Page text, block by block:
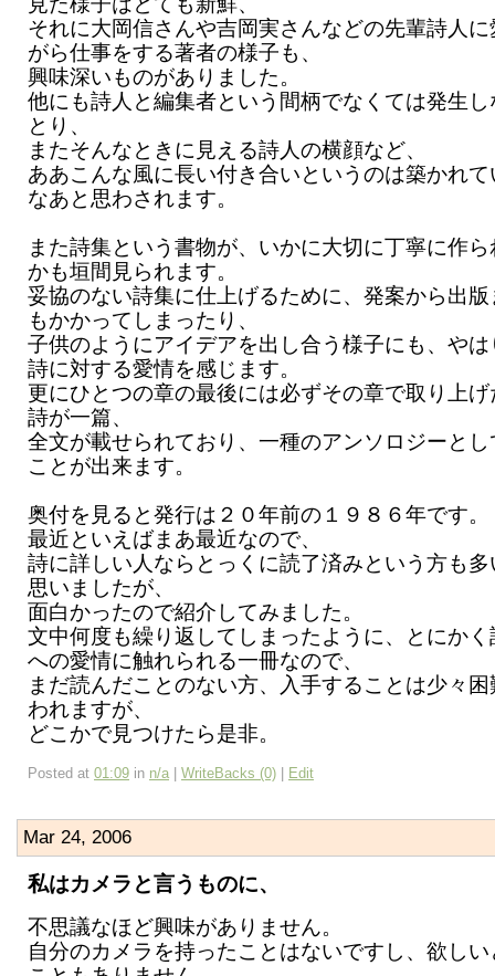
それに大岡信さんや吉岡実さんなどの先輩詩人
がら仕事をする著者の様子も、
興味深いものがありました。
他にも詩人と編集者という間柄でなくては発生
とり、
またそんなときに見える詩人の横顔など、
ああこんな風に長い付き合いというのは築かれ
なあと思わされます。
また詩集という書物が、いかに大切に丁寧に作
かも垣間見られます。
妥協のない詩集に仕上げるために、発案から出
もかかってしまったり、
子供のようにアイデアを出し合う様子にも、や
詩に対する愛情を感じます。
更にひとつの章の最後には必ずその章で取り上
詩が一篇、
全文が載せられており、一種のアンソロジーと
ことが出来ます。
奥付を見ると発行は２０年前の１９８６年です。
最近といえばまあ最近なので、
詩に詳しい人ならとっくに読了済みという方も
思いましたが、
面白かったので紹介してみました。
文中何度も繰り返してしまったように、とにか
への愛情に触れられる一冊なので、
まだ読んだことのない方、入手することは少々
われますが、
どこかで見つけたら是非。
Posted at 01:09 in n/a WriteBacks (0) Edit
Mar 24, 2006
私はカメラと言うものに、
不思議なほど興味がありません。
自分のカメラを持ったことはないですし、欲し